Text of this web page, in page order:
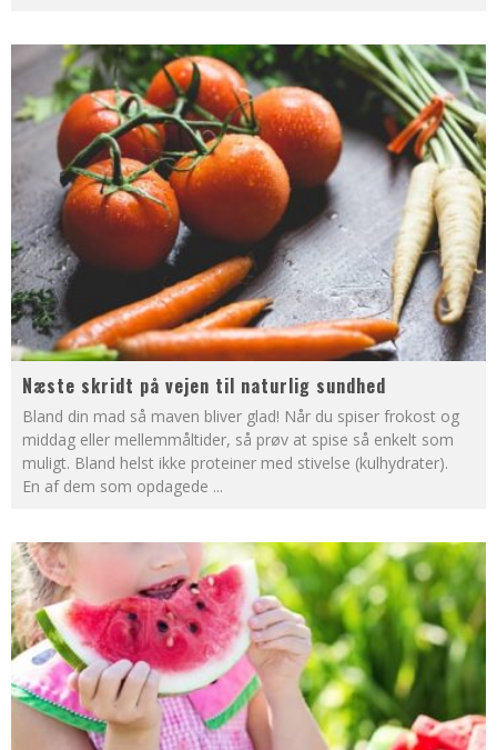
Næste skridt på vejen til naturlig sundhed
Bland din mad så maven bliver glad! Når du spiser frokost og
middag eller mellemmåltider, så prøv at spise så enkelt som
muligt. Bland helst ikke proteiner med stivelse (kulhydrater).
En af dem som opdagede ...